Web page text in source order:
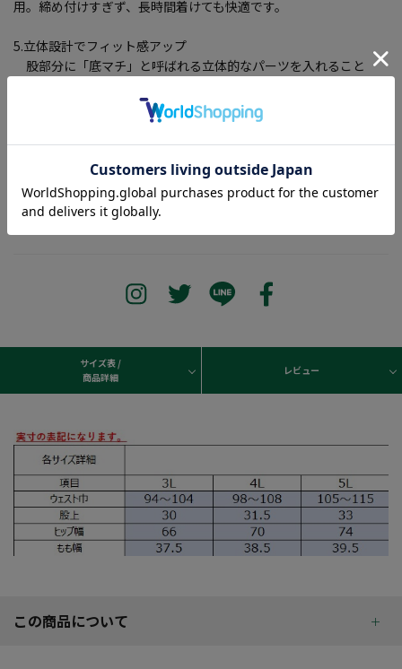
用。締め付けすぎず、長時間着けても快適です。
5.立体設計でフィット感アップ
股部分に「底マチ」と呼ばれる立体的なパーツを入れること
当ページのサイズ表に記載している数字は、商品の実寸サイズとなります。
サイズ選択画面に記載している数字あるいはお届けした商品タグに記載している数字は、ヌ
ード寸の目安となりますので、実寸サイズと異なる場合がございます。
サイズ表 /
商品詳細
レビュー
この商品について